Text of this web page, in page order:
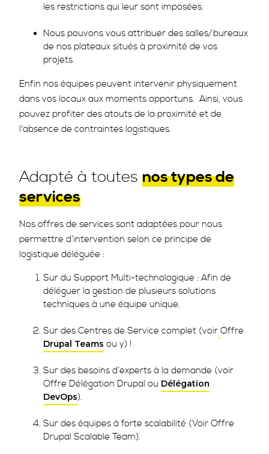
les restrictions qui leur sont imposées.
Nous pouvons vous attribuer des salles/bureaux
de nos plateaux situés à proximité de vos
projets.
Enfin nos équipes peuvent intervenir physiquement
dans vos locaux aux moments opportuns. Ainsi, vous
pouvez profiter des atouts de la proximité et de
l'absence de contraintes logistiques.
Adapté à toutes nos types de
services
Nos offres de services sont adaptées pour nous
permettre d’intervention selon ce principe de
logistique déléguée :
Sur du Support Multi-technologique : Afin de
déléguer la gestion de plusieurs solutions
techniques à une équipe unique.
Sur des Centres de Service complet (voir Offre
Drupal Teams ou y) !
Sur des besoins d’experts à la demande (voir
Offre Délégation Drupal ou Délégation
DevOps).
Sur des équipes à forte scalabilité (Voir Offre
Drupal Scalable Team).